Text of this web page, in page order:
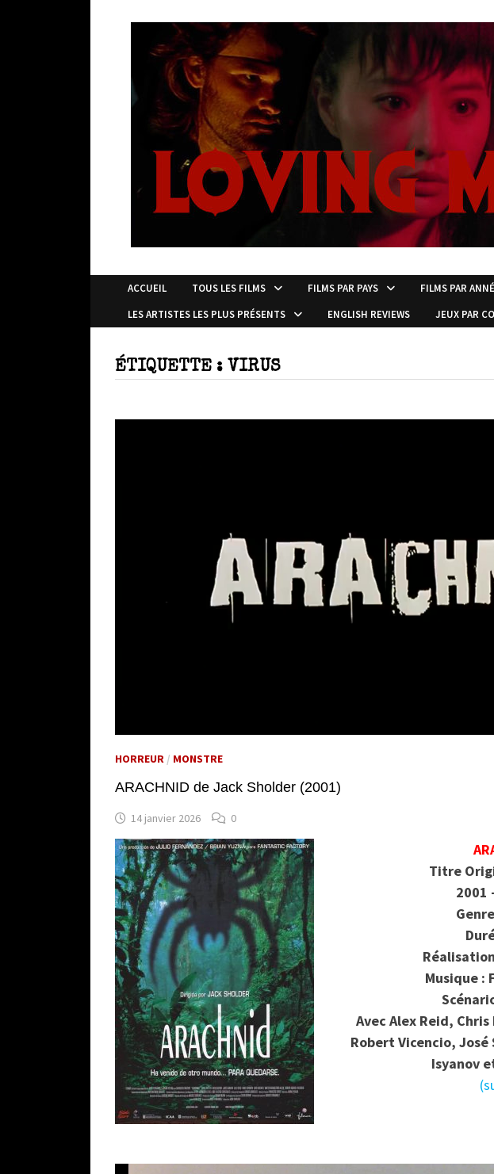
ACCUEIL TOUS LES FILMS FILMS PAR PAYS FILMS PAR
LES ARTISTES LES PLUS PRÉSENTS
ENGLISH REVIEWS JEUX PAR
ÉTIQUETTE : VIRUS
HORREUR / MONSTRE
ARACHNID de Jack Sholder (2001)
14 janvier 2026 0
Titre
2001
Musique :
Avec Alex Reid,
Robert Vicencio, José
Isyanov